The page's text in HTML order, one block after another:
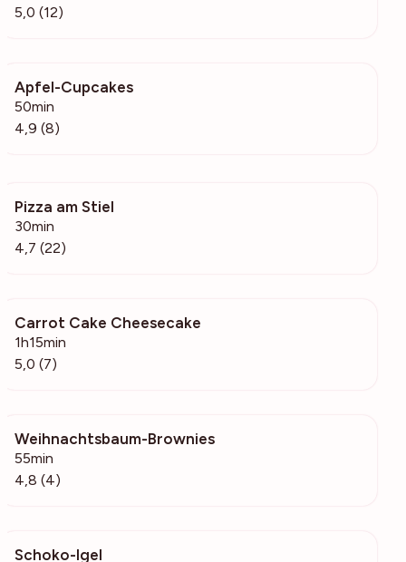
5,0 (12)
Apfel-Cupcakes
50min
4,9 (8)
Pizza am Stiel
30min
4,7 (22)
Carrot Cake Cheesecake
1h15min
5,0 (7)
Weihnachtsbaum-Brownies
55min
4,8 (4)
Schoko-Igel